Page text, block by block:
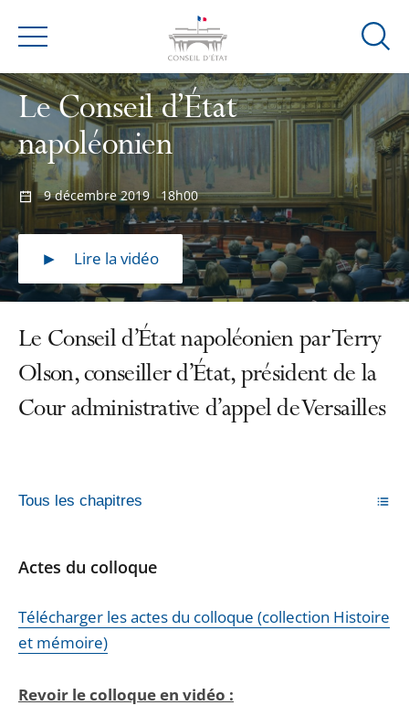
Menu
Ouvrir
de
Le Conseil d’État
napoléonien
9 décembre 2019 18h00
Lire la vidéo
Le Conseil d’État napoléonien par Terry
Olson, conseiller d’État, président de la
Cour administrative d’appel de Versailles
Tous les chapitres
Actes du colloque
Télécharger les actes du colloque (collection Histoire
et mémoire)
Revoir le colloque en vidéo :